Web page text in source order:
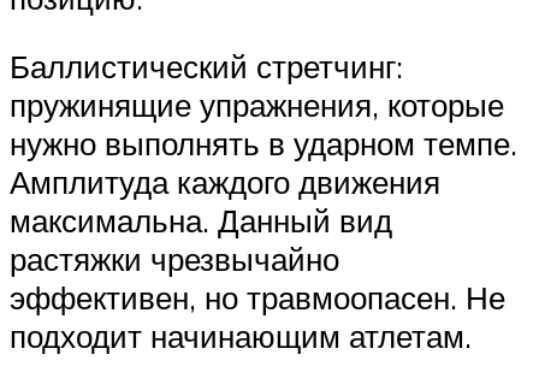
Баллистический стретчинг:
пружинящие упражнения, которые
нужно выполнять в ударном темпе.
Амплитуда каждого движения
максимальна. Данный вид
растяжки чрезвычайно
эффективен, но травмоопасен. Не
подходит начинающим атлетам.